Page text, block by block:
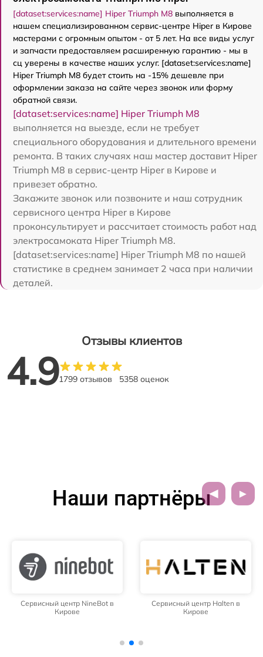
[dataset:services:name] Hiper Triumph M8 выполняется в
нашем специализированном сервис-центре Hiper в Кирове
мастерами с огромным опытом - от 5 лет. На все виды услуг
и запчасти предоставляем расширенную гарантию - мы в
сц уверены в качестве наших услуг. [dataset:services:name]
Hiper Triumph M8 будет стоить на -15% дешевле при
оформлении заказа на сайте через звонок или форму
обратной связи.
[dataset:services:name] Hiper Triumph M8
выполняется на выезде, если не требует
специального оборудования и длительного времени
ремонта. В таких случаях наш мастер доставит Hiper
Triumph M8 в сервис-центр Hiper в Кирове и
привезет обратно.
Закажите звонок или позвоните и наш сотрудник
сервисного центра Hiper в Кирове
проконсультирует и рассчитает стоимость работ над
электросамоката Hiper Triumph M8.
[dataset:services:name] Hiper Triumph M8 по нашей
статистике в среднем занимает 2 часа при наличии
деталей.
Отзывы клиентов
4.91799 отзывов 5358 оценок
Наши партнёры
Сервисный центр NineBot в
Кирове
Сервисный центр Halten в
Кирове